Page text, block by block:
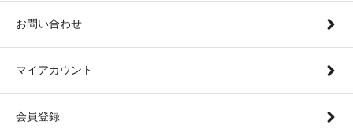
お問い合わせ
マイアカウント
会員登録